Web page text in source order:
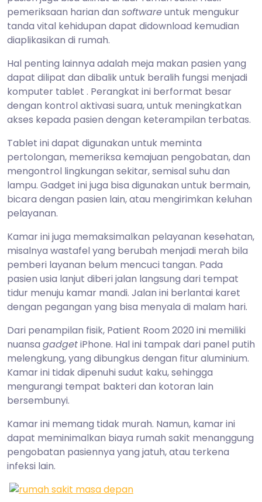
pemeriksaan harian dan softwareuntuk mengukur
tanda vital kehidupan dapat didownload kemudian
diaplikasikan di rumah.
Hal penting lainnya adalah meja makan pasien yang
dapat dilipat dan dibalik untuk beralih fungsi menjadi
komputer tablet . Perangkat ini berformat besar
dengan kontrol aktivasi suara, untuk meningkatkan
akses kepada pasien dengan keterampilan terbatas.
Tablet ini dapat digunakan untuk meminta
pertolongan, memeriksa kemajuan pengobatan, dan
mengontrol lingkungan sekitar, semisal suhu dan
lampu. Gadget ini juga bisa digunakan untuk bermain,
bicara dengan pasien lain, atau mengirimkan keluhan
pelayanan.
Kamar ini juga memaksimalkan pelayanan kesehatan,
misalnya wastafel yang berubah menjadi merah bila
pemberi layanan belum mencuci tangan. Pada
pasien usia lanjut diberi jalan langsung dari tempat
tidur menuju kamar mandi. Jalan ini berlantai karet
dengan pegangan yang bisa menyala di malam hari.
Dari penampilan fisik, Patient Room 2020 ini memiliki
nuansa gadgetiPhone. Hal ini tampak dari panel putih
melengkung, yang dibungkus dengan fitur aluminium.
Kamar ini tidak dipenuhi sudut kaku, sehingga
mengurangi tempat bakteri dan kotoran lain
bersembunyi.
Kamar ini memang tidak murah. Namun, kamar ini
dapat meminimalkan biaya rumah sakit menanggung
pengobatan pasiennya yang jatuh, atau terkena
infeksi lain.